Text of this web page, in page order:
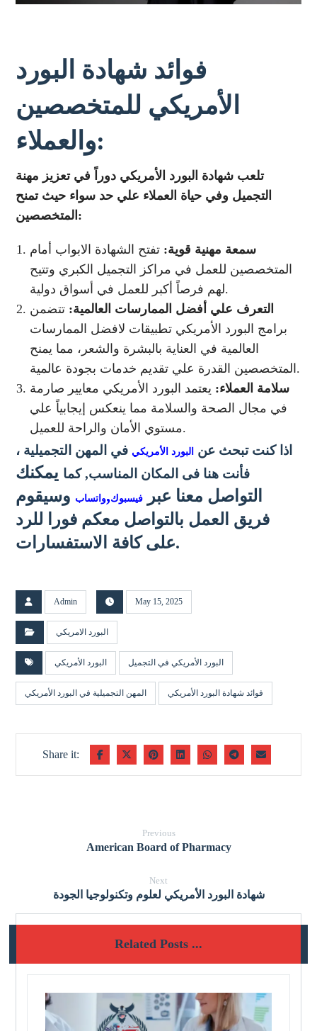
فوائد شهادة البورد
الأمريكي للمتخصصين
والعملاء:
تلعب شهادة البورد الأمريكي دوراً في تعزيز مهنة
التجميل وفي حياة العملاء علي حد سواء حيث تمنح
المتخصصين:
سمعة مهنية قوية: تفتح الشهادة الابواب أمام
المتخصصين للعمل في مراكز التجميل الكبري وتتيح
لهم فرصاً أكبر للعمل في أسواق دولية.
التعرف علي أفضل الممارسات العالمية: تتضمن
برامج البورد الأمريكي تطبيقات لافضل الممارسات
العالمية في العناية بالبشرة والشعر، مما يمنح
المتخصصين القدرة علي تقديم خدمات بجودة عالمية.
سلامة العملاء: يعتمد البورد الأمريكي معايير صارمة
في مجال الصحة والسلامة مما ينعكس إيجابياً علي
مستوي الأمان والراحة للعميل.
اذا كنت تبحث عن البورد الأمريكي في المهن التجميلية ،
فأنت هنا فى المكان المناسب, كما يمكنك
التواصل معنا عبر
فيسبوك,واتساب وسيقوم
فريق العمل بالتواصل معكم فورا للرد
على كافة الاستفسارات.
Admin May 15, 2025
البورد الامريكي
البورد الأمريكي البورد الأمريكي في التجميل
المهن التجميلية في البورد الأمريكي فوائد شهادة البورد الأمريكي
Previous
American Board of Pharmacy
Next
شهادة البورد الأمريكي لعلوم وتكنولوجيا الجودة
Related Posts ...